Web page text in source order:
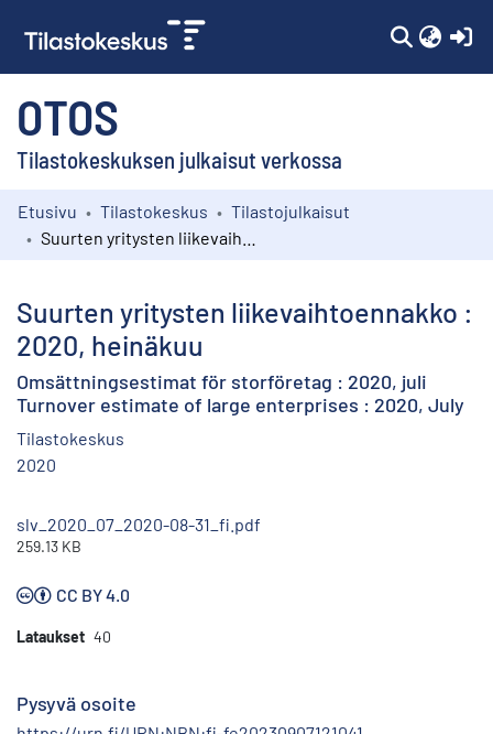
OTOS
Tilastokeskuksen julkaisut verkossa
Kokoelmat
Etusivu Tilastokeskus
Tilastojulkaisut
Suurten yritysten liikevaihtoennakko :
2020, heinäkuu
Omsättningsestimat för storföretag : 2020, juli
Turnover estimate of large enterprises : 2020, July
Tilastokeskus
2020
slv_2020_07_2020-08-31_fi.pdf
259.13 KB
CC BY 4.0
Lataukset 40
Pysyvä osoite